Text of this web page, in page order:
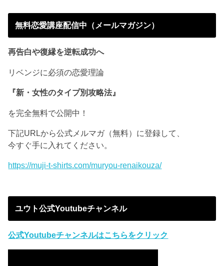
無料恋愛講座配信中（メールマガジン）
再告白や復縁を逆転成功へ
リベンジに必須の恋愛理論
『新・女性のタイプ別攻略法』
を完全無料で公開中！
下記URLから公式メルマガ（無料）に登録して、
今すぐ手に入れてください。
https://muji-t-shirts.com/muryou-renaikouza/
ユウト公式Youtubeチャンネル
公式Youtubeチャンネルはこちらをクリック